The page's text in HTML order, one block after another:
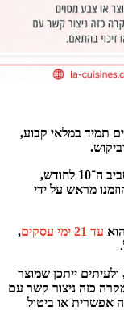
תמיד במלאי קבוע,
הזמנה מחו״ל מתבצעת אחת לחודש, בדרך כלל סביב ה־10 לחודש,
מראש על ידי
עד 21 ימי עסקים
,
ייתכן שמוצר
כזה ניצור קשר עם
אפשרית או ביטול